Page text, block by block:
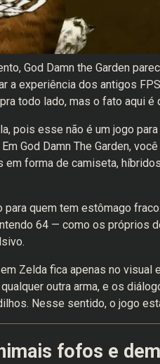
God Damn the Garden
a experiência dos antigos
todo lado, mas o fato aqui
pois esse não é um jogo
God Damn The Garden,
forma de camiseta,
para quem tem estômago
64 — como os próprios
Zelda fica apenas no visual
outra arma, e os
Nesse sentido, o jogo
fofos e